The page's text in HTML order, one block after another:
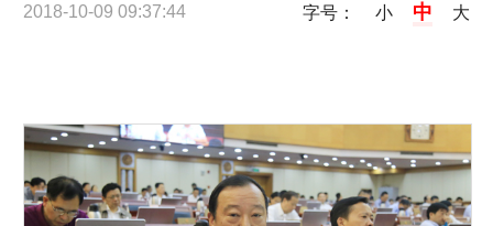
2018-10-09 09:37:44 字号： 小 中 大